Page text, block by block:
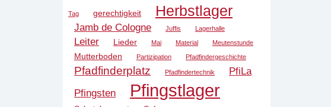
Tag gerechtigkeit Herbstlager
Jamb de Cologne Juffis Lagerhalle
Leiter Lieder Mai Material Meutenstunde
Mutterboden Partizipation Pfadfindergeschichte
Pfadfinderplatz Pfadfindertechnik
PfiLa
Pfingsten
Pfingstlager